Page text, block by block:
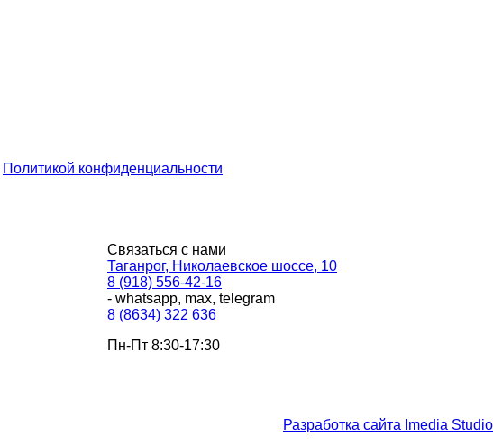
Политикой конфиденциальности
Связаться с нами
Таганрог, Николаевское шоссе, 10
8 (918) 556-42-16
- whatsapp, max, telegram
8 (8634) 322 636
Пн-Пт 8:30-17:30
Разработка сайта Imedia Studio